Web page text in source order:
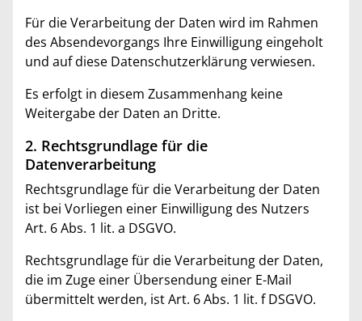
Für die Verarbeitung der Daten wird im Rahmen
des Absendevorgangs Ihre Einwilligung eingeholt
und auf diese Datenschutzerklärung verwiesen.
Es erfolgt in diesem Zusammenhang keine
Weitergabe der Daten an Dritte.
2. Rechtsgrundlage für die
Datenverarbeitung
Rechtsgrundlage für die Verarbeitung der Daten
ist bei Vorliegen einer Einwilligung des Nutzers
Art. 6 Abs. 1 lit. a DSGVO.
Rechtsgrundlage für die Verarbeitung der Daten,
die im Zuge einer Übersendung einer E-Mail
übermittelt werden, ist Art. 6 Abs. 1 lit. f DSGVO.